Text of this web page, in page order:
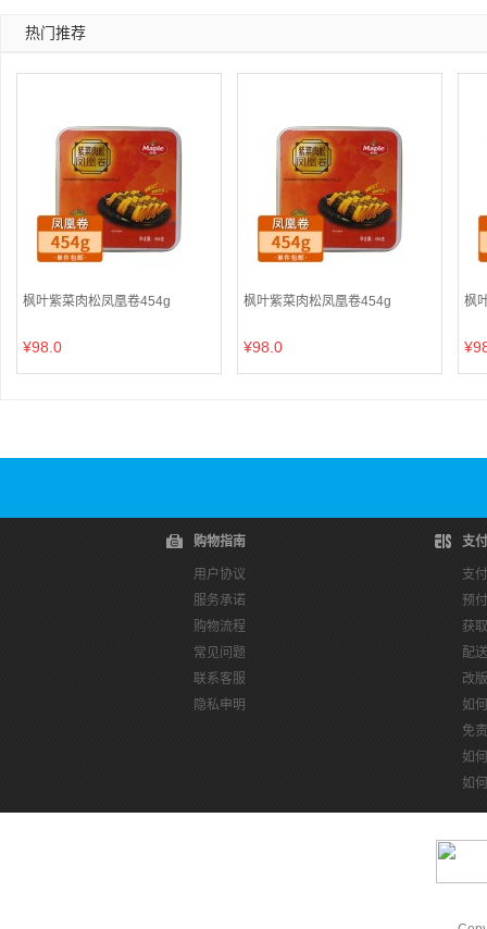
热门推荐
枫叶紫菜肉松凤凰卷454g
¥98.0
枫叶紫菜肉松凤凰卷454g
¥98.0
枫
购物指南
用户协议
服务承诺
购物流程
常见问题
联系客服
隐私申明
支
支
预
获
配
改
如
免
如
如